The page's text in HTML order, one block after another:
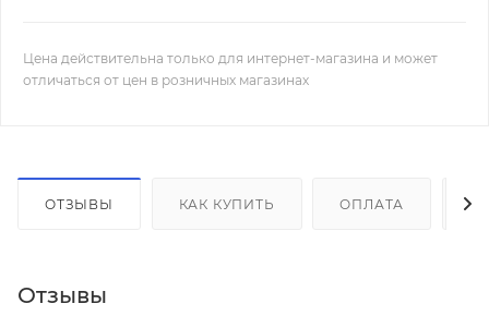
Цена действительна только для интернет-магазина и может
отличаться от цен в розничных магазинах
ОТЗЫВЫ КАК КУПИТЬ ОПЛАТА
Отзывы